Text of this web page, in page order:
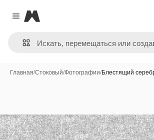
Close menu
Magnific
Главная/Стоковый/Фотографии/Блестящий